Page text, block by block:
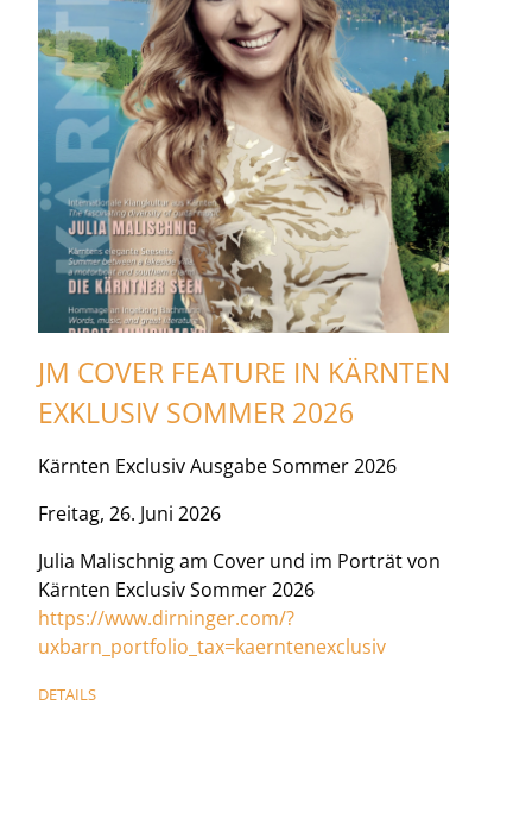
JM COVER FEATURE IN KÄRNTEN
EXKLUSIV SOMMER 2026
Kärnten Exclusiv Ausgabe Sommer 2026
Freitag, 26. Juni 2026
Julia Malischnig am Cover und im Porträt von
Kärnten Exclusiv Sommer 2026
https://www.dirninger.com/?
uxbarn_portfolio_tax=kaerntenexclusiv
DETAILS